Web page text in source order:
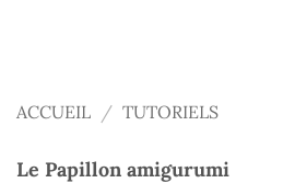
ACCUEIL / TUTORIELS
Le Papillon amigurumi